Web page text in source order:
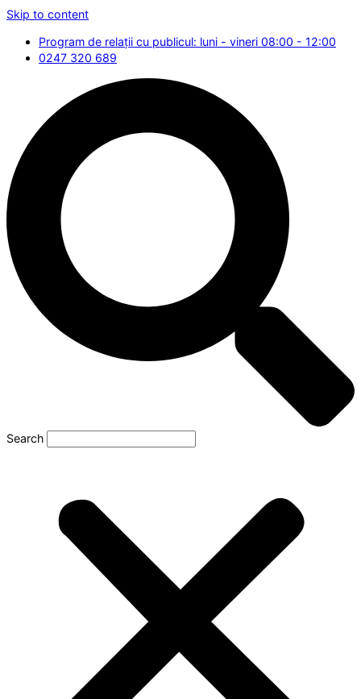
Skip to content
Program de relații cu publicul: luni - vineri 08:00 - 12:00
0247 320 689
Search